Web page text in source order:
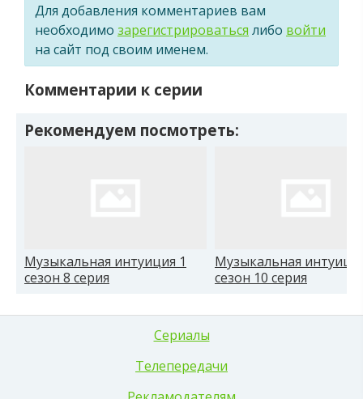
Для добавления комментариев вам
необходимо зарегистрироваться либо войти
на сайт под своим именем.
Комментарии к серии
Рекомендуем посмотреть:
Музыкальная интуиция 1
сезон 8 серия
Музыкальная
сезон 10 серия
Сериалы
Телепередачи